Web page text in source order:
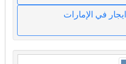
في الإمارات